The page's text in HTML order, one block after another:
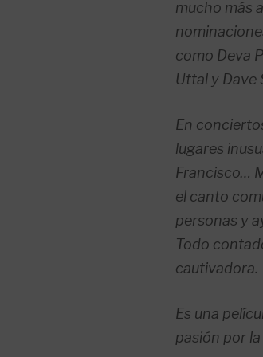
mucho más
como Deva
Uttal y Dave
En
lugares
Francisco…
el canto
personas y
Todo
cautivadora.
Es una
pasión por